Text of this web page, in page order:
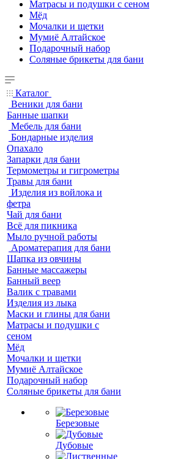
Матрасы и подушки с сеном
Мёд
Мочалки и щетки
Мумиё Алтайское
Подарочный набор
Соляные брикеты для бани
Каталог
Веники для бани
Банные шапки
Мебель для бани
Бондарные изделия
Опахало
Запарки для бани
Термометры и гигрометры
Травы для бани
Изделия из войлока и
фетра
Чай для бани
Всё для пикника
Мыло ручной работы
Ароматерапия для бани
Шапка из овчины
Банные массажеры
Банный веер
Валик с травами
Изделия из лыка
Маски и глины для бани
Матрасы и подушки с
сеном
Мёд
Мочалки и щетки
Мумиё Алтайское
Подарочный набор
Соляные брикеты для бани
Березовые
Дубовые